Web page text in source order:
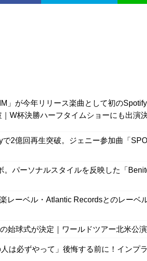
」が今年リリース楽曲として初の
｜W杯決勝ハーフタイムショーにも出演
2億回再生突破。ジェニー参加曲「
パーソナルスタイルを反映した「
レーベル・Atlantic Recordsとのレーベ
始球式が決定｜ワールドツアー北米公
は必ずやって」後悔する前に！インプ